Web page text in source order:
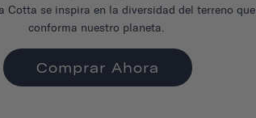
Cotta se inspira en la diversidad del terreno que
conforma nuestro planeta.
Comprar Ahora